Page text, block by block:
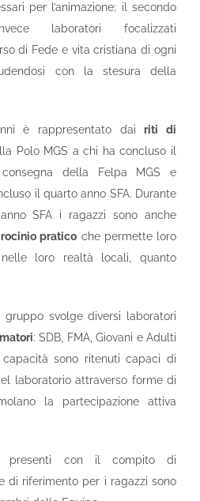
per l’animazione; il secondo
laboratori focalizzati
di Fede e vita cristiana di ogni
con la stesura della
è rappresentato dairiti di
Polo MGS a chi ha concluso il
della Felpa MGS e
il quarto anno SFA. Durante
SFA i ragazzi sono anche
pratico che permette loro
loro realtà locali, quanto
gruppo svolge diversi laboratori
: SDB, FMA, Giovani e Adulti
sono ritenuti capaci di
laboratorio attraverso forme di
la partecipazione attiva
presenti con il compito di
di riferimento per i ragazzi sono